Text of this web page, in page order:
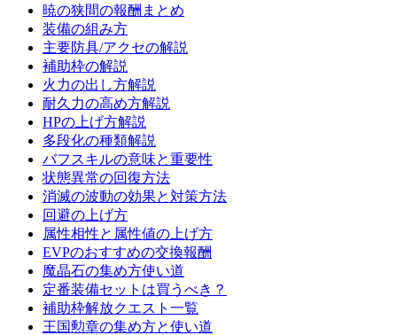
暁の狭間の報酬まとめ
装備の組み方
主要防具/アクセの解説
補助枠の解説
火力の出し方解説
耐久力の高め方解説
HPの上げ方解説
多段化の種類解説
バフスキルの意味と重要性
状態異常の回復方法
消滅の波動の効果と対策方法
回避の上げ方
属性相性と属性値の上げ方
EVPのおすすめの交換報酬
魔晶石の集め方使い道
定番装備セットは買うべき？
補助枠解放クエスト一覧
王国勲章の集め方と使い道